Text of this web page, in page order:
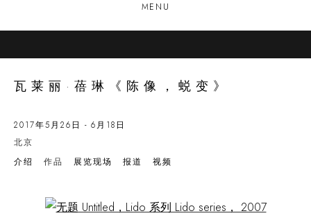
MENU
瓦莱丽·蓓琳《陈像，蜕变》
2017年5月26日 - 6月18日
北京
介绍
作品 展览现场 报道 视频
Open a larger version of the following image in a popup: